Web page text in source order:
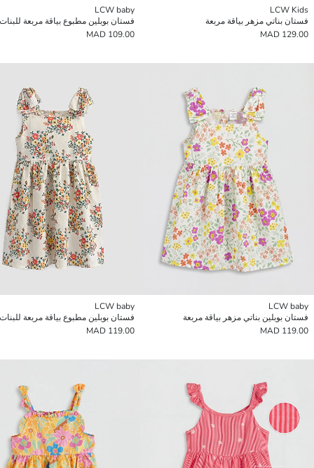
LCW Kids
فستان بناتي مزهر بياقة مربعة
129.00 MAD
LCW baby
فستان بوبلين مطبوع بياقة مربعة للبنات
109.00 MAD
LCW baby
فستان بوبلين بناتي مزهر بياقة مربعة
119.00 MAD
LCW baby
فستان بوبلين مطبوع بياقة مربعة للبنات
119.00 MAD